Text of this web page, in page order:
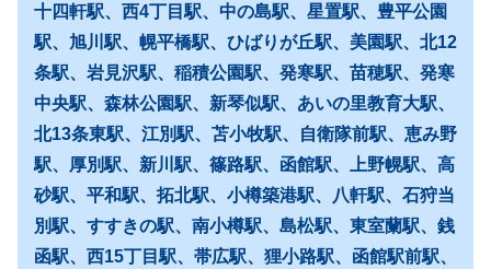
十四軒駅、西4丁目駅、中の島駅、星置駅、豊平公園
駅、旭川駅、幌平橋駅、ひばりが丘駅、美園駅、北12
条駅、岩見沢駅、稲積公園駅、発寒駅、苗穂駅、発寒
中央駅、森林公園駅、新琴似駅、あいの里教育大駅、
北13条東駅、江別駅、苫小牧駅、自衛隊前駅、恵み野
駅、厚別駅、新川駅、篠路駅、函館駅、上野幌駅、高
砂駅、平和駅、拓北駅、小樽築港駅、八軒駅、石狩当
別駅、すすきの駅、南小樽駅、島松駅、東室蘭駅、銭
函駅、西15丁目駅、帯広駅、狸小路駅、函館駅前駅、